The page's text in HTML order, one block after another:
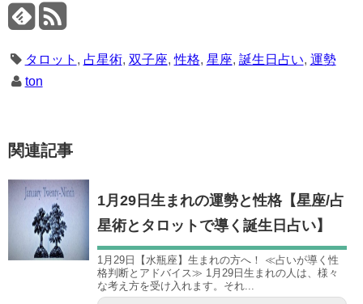
タロット , 占星術, 双子座,性格, 星座, 誕生日占い, 運勢
ton
関連記事
1月29日生まれの運勢と性格【星座/占
星術とタロットで導く誕生日占い】
1月29日【水瓶座】生まれの方へ！ ≪占いが導く性
格判断とアドバイス≫ 1月29日生まれの人は、様々
な考え方を受け入れます。それ...